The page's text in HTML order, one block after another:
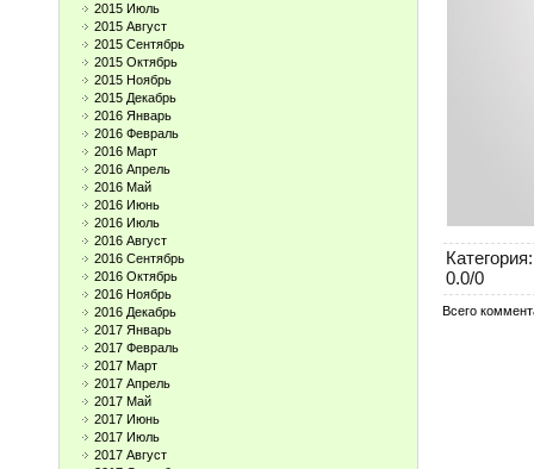
2015 Июль
2015 Август
2015 Сентябрь
2015 Октябрь
2015 Ноябрь
2015 Декабрь
2016 Январь
2016 Февраль
2016 Март
2016 Апрель
2016 Май
2016 Июнь
2016 Июль
2016 Август
2016 Сентябрь
2016 Октябрь
2016 Ноябрь
2016 Декабрь
2017 Январь
2017 Февраль
2017 Март
2017 Апрель
2017 Май
2017 Июнь
2017 Июль
2017 Август
Категория:
0.0/0
Всего